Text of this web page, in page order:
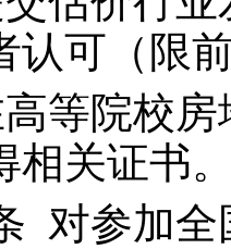
认可（ 限
高等院校
相关证书
对参加